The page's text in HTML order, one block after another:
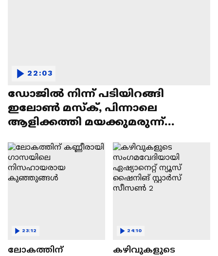
ഡോജിൽ നിന്ന് പടിയിറങ്ങി
ഇലോൺ മസ്ക്, പിന്നാലെ
ആളിക്കത്തി മയക്കുമരുന്ന്
22:03
ലോകത്തിന്
23:12
കഴിവുകളുടെ
24:10